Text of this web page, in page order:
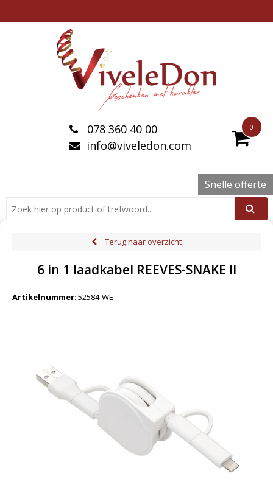
0
078 360 40 00
info@viveledon.com
Snelle offerte
Terug naar overzicht
6 in 1 laadkabel REEVES-SNAKE II
Artikelnummer: 52584-WE